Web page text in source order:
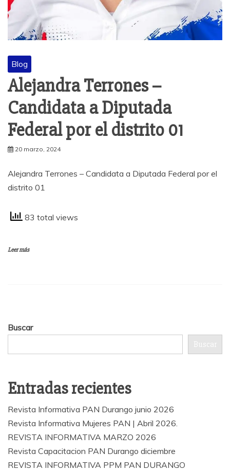
Blog
Alejandra Terrones –
Candidata a Diputada
Federal por el distrito 01
20 marzo, 2024
Alejandra Terrones – Candidata a Diputada Federal por el
distrito 01
83 total views
Leer más
Buscar
Buscar
Entradas recientes
Revista Informativa PAN Durango junio 2026
Revista Informativa Mujeres PAN | Abril 2026.
REVISTA INFORMATIVA MARZO 2026
Revista Capacitacion PAN Durango diciembre
REVISTA INFORMATIVA PPM PAN DURANGO